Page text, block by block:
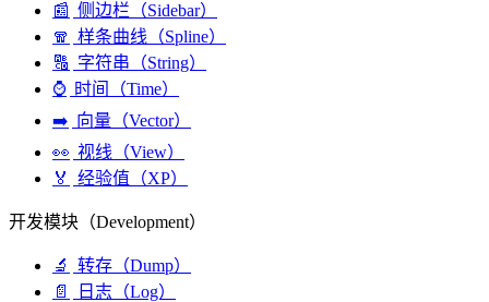
📰 侧边栏（Sidebar）
🧣 样条曲线（Spline）
🔠 字符串（String）
⌚ 时间（Time）
➡️ 向量（Vector）
👀 视线（View）
🏅
经验值（XP）
开发模块（Development）
🔬
转存（Dump）
📄
日志（Log）